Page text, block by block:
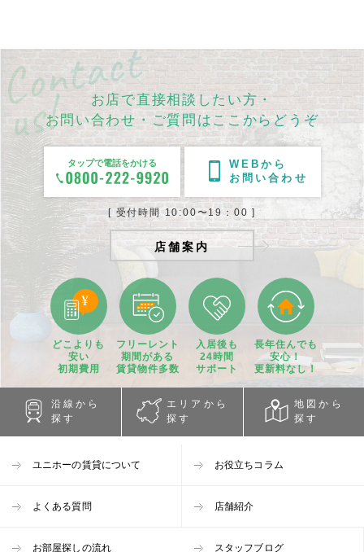
お店で直接相談したい方・
お問い合わせ・ご質問はここからどうぞ
タップで電話をかける
WEBから
お問い合わせ
[ 受付時間 10:00〜19：00 ]
店舗案内
どこよりも
安い
初期費用
フリーレント
期間がある
賃貸物件多数
入居後も
24時間
サポート
長年住んでも
安心！
更新料なし！
沿線から
探す
エリアから
探す
地図から
探す
ユニホーの賃貸について お役立ちコラム
よくある質問 店舗紹介
お部屋探しの流れ スタッフブログ